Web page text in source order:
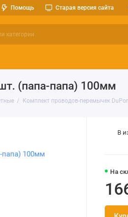
Помощь Старая версия сайта
(папа-папа) 100мм
Комплект проводов-перемычек
На
В